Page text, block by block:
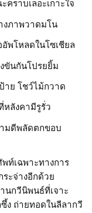
กาะใจ
มโน
ซเชียล
ยยิ้ม
กวาด
รั่ว
ขอบ
ฉพาะทางการ
ะจ่างอีกด้วย
านกวีนิพนธ์ที่เจาะ
ง ถ่ายทอดในลีลากวี